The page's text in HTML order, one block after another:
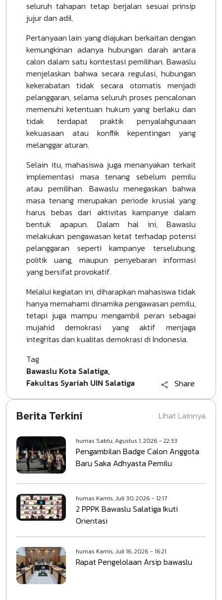
seluruh tahapan tetap berjalan sesuai prinsip
jujur dan adil.
Pertanyaan lain yang diajukan berkaitan dengan
kemungkinan adanya hubungan darah antara
calon dalam satu kontestasi pemilihan. Bawaslu
menjelaskan bahwa secara regulasi, hubungan
kekerabatan tidak secara otomatis menjadi
pelanggaran, selama seluruh proses pencalonan
memenuhi ketentuan hukum yang berlaku dan
tidak terdapat praktik penyalahgunaan
kekuasaan atau konflik kepentingan yang
melanggar aturan.
Selain itu, mahasiswa juga menanyakan terkait
implementasi masa tenang sebelum pemilu
atau pemilihan. Bawaslu menegaskan bahwa
masa tenang merupakan periode krusial yang
harus bebas dari aktivitas kampanye dalam
bentuk apapun. Dalam hal ini, Bawaslu
melakukan pengawasan ketat terhadap potensi
pelanggaran seperti kampanye terselubung,
politik uang, maupun penyebaran informasi
yang bersifat provokatif.
Melalui kegiatan ini, diharapkan mahasiswa tidak
hanya memahami dinamika pengawasan pemilu,
tetapi juga mampu mengambil peran sebagai
mujahid demokrasi yang aktif menjaga
integritas dan kualitas demokrasi di Indonesia.
Tag
Bawaslu Kota Salatiga
Fakultas Syariah UIN Salatiga
Share
Berita Terkini
humas Sabtu, Agustus 1, 2026 - 22:33
Pengambilan Badge Calon Anggota
Baru Saka Adhyasta Pemilu
humas Kamis, Juli 30, 2026 - 12:17
2 PPPK Bawaslu Salatiga Ikuti
Orientasi
humas Kamis, Juli 16, 2026 - 16:21
Rapat Pengelolaan Arsip bawaslu
Lihat Lainnya